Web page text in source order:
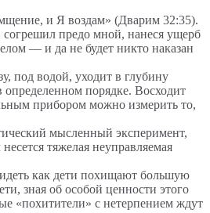
и Я воздам» (Дварим 32:35).
предо мной, нанеся ущерб
— и да не будет никто наказан
под водой, уходит в глубину
порядке. Восходит
прибором можно измерить то,
мысленный эксперимент,
тяжелая неуправляемая
как дети похищают большую
зная об особой ценности этого
«похитители» с нетерпением ждут